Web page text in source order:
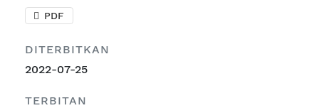
PDF
DITERBITKAN
2022-07-25
TERBITAN